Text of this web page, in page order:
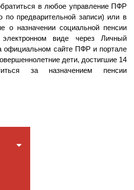
в любое управление ПФР
по предварительной записи) или в
о назначении социальной пенсии
виде через Личный
официальном сайте ПФР и портале
дети, достигшие 14
за назначением пенсии